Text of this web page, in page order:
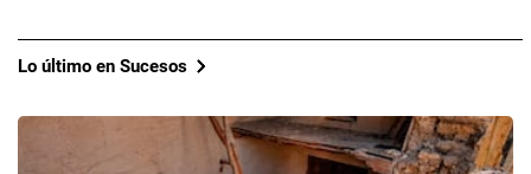
Lo último en Sucesos